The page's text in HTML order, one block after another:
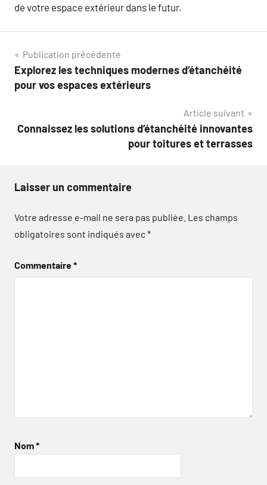
de votre espace extérieur dans le futur.
Navigation
de
Publication précédente
Explorez les techniques modernes d’étanchéité
pour vos espaces extérieurs
Article suivant
Connaissez les solutions d’étanchéité innovantes
pour toitures et terrasses
Laisser un commentaire
Votre adresse e-mail ne sera pas publiée. Les champs
obligatoires sont indiqués avec*
Commentaire*
Nom*